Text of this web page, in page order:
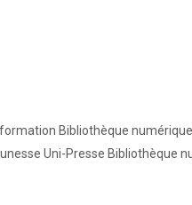
Bibliothèque
Uni-Presse Bibliothèque